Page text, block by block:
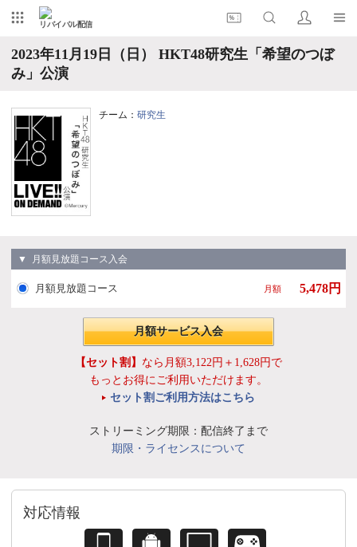
リバイバル配信
2023年11月19日（日） HKT48研究生「希望のつぼ
み」公演
チーム： 研究生
▼ 月額見放題コース入会
月額見放題コース 月額 5,478円
月額サービス入会
【セット割】 なら月額3,122円＋1,628円で
もっとお得にご利用いただけます。
セット割ご利用方法はこちら
ストリーミング期限：配信終了まで
期限・ライセンスについて
対応情報